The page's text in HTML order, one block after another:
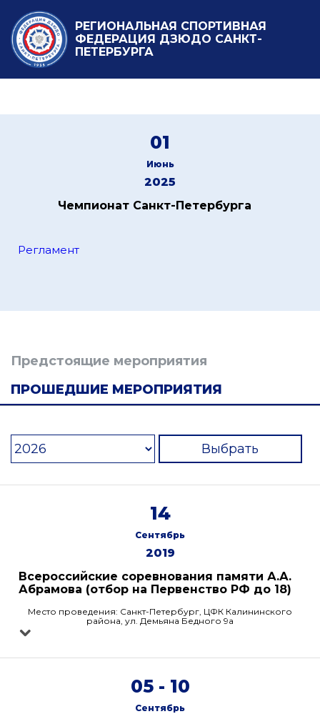
РЕГИОНАЛЬНАЯ СПОРТИВНАЯ
ФЕДЕРАЦИЯ ДЗЮДО САНКТ-
ПЕТЕРБУРГА
01
Июнь
2025
Чемпионат Санкт-Петербурга
Регламент
Предстоящие мероприятия
ПРОШЕДШИЕ МЕРОПРИЯТИЯ
Выбрать
14
Сентябрь
2019
Всероссийские соревнования памяти А.А.
Абрамова (отбор на Первенство РФ до 18)
Место проведения: Санкт-Петербург, ЦФК Калининского
района, ул. Демьяна Бедного 9а
05 - 10
Сентябрь